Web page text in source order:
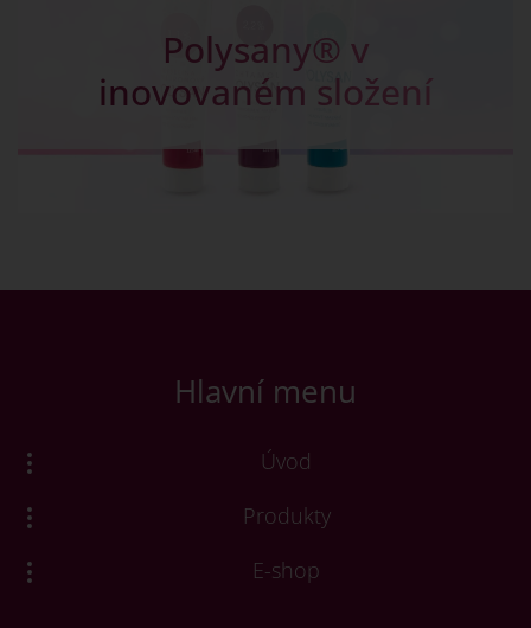
Kapky na žlučník -
Chalosal pro dobré
trávení
Hlavní menu
Úvod
Produkty
E-shop